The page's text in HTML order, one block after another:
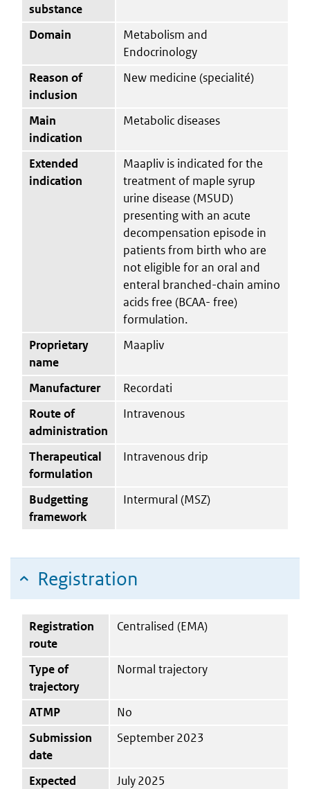
substance
Domain
Metabolism and
Endocrinology
Reason of
inclusion
New medicine (specialité)
Main
indication
Metabolic diseases
Extended
indication
Maapliv is indicated for the
treatment of maple syrup
urine disease (MSUD)
presenting with an acute
decompensation episode in
patients from birth who are
not eligible for an oral and
enteral branched-chain amino
acids free (BCAA- free)
formulation.
Proprietary
name
Maapliv
Manufacturer
Recordati
Route of
administration
Intravenous
Therapeutical
formulation
Intravenous drip
Budgetting
framework
Intermural (MSZ)
Registration
Registration
route
Centralised (EMA)
Type of
trajectory
Normal trajectory
ATMP
No
Submission
date
September 2023
Expected
July 2025